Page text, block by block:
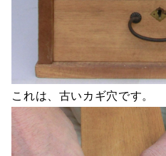
これは、古いカギ穴です。